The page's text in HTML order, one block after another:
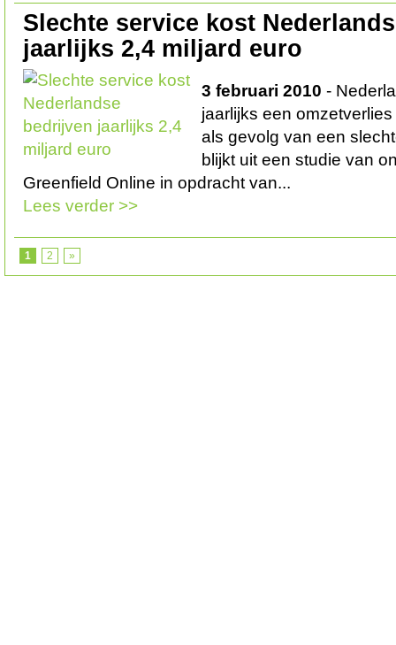
Slechte service kost
jaarlijks 2,4 miljard euro
3 februari 2010 -
jaarlijks een
als gevolg van een
blijkt uit een studie van
Greenfield Online in opdracht van...
Lees verder >>
1 2 »